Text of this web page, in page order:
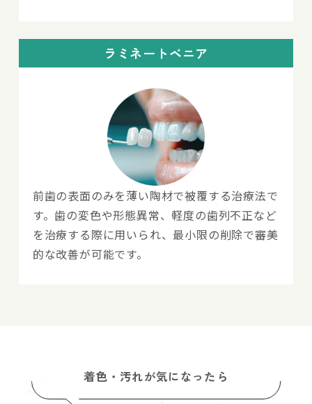
ラミネートベニア
前歯の表面のみを薄い陶材で被覆する治療法で
す。歯の変色や形態異常、軽度の歯列不正など
を治療する際に用いられ、最小限の削除で審美
的な改善が可能です。
着色・汚れが気になったら